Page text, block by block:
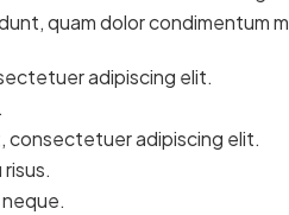
quam dolor condimentum
adipiscing elit.
consectetuer adipiscing elit.